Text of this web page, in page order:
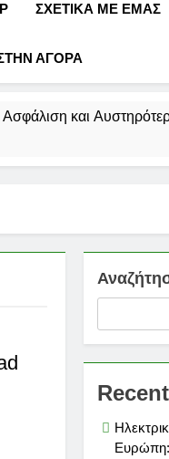
ΣΧΕΤΙΚΆ ΜΕ ΕΜΆΣ
ΑΓΟΡΑ
και
να κάνεις σήμερα 🐾
Ευρώπη: